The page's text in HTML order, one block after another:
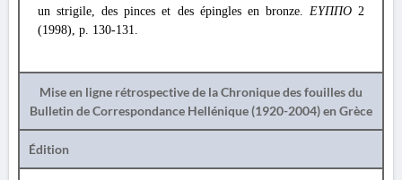
un strigile, des pinces et des épingles en bronze. ΕΥΠΠΟ2
(1998), p. 130-131.
Mise en ligne rétrospective de la Chronique des fouilles du
Bulletin de Correspondance Hellénique (1920-2004) en Grèce
Édition